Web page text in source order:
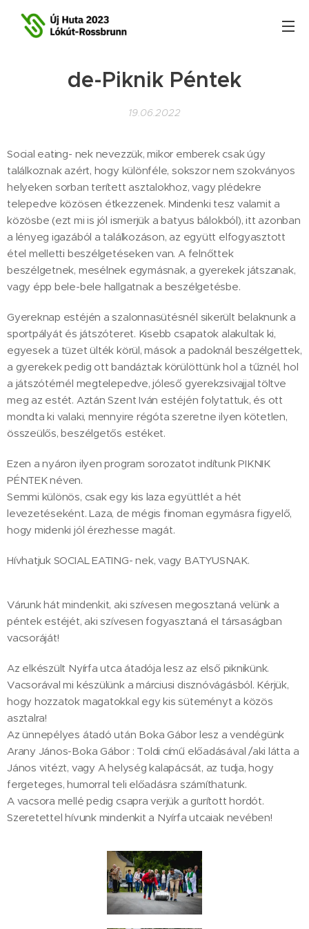
de-Piknik Péntek
19.06.2022
Social eating- nek nevezzük, mikor emberek csak úgy
találkoznak azért, hogy különféle, sokszor nem szokványos
helyeken sorban terített asztalokhoz, vagy plédekre
telepedve közösen étkezzenek. Mindenki tesz valamit a
közösbe (ezt mi is jól ismerjük a batyus bálokból), itt azonban
a lényeg igazából a találkozáson, az együtt elfogyasztott
étel melletti beszélgetéseken van. A felnőttek
beszélgetnek, mesélnek egymásnak, a gyerekek játszanak,
vagy épp bele-bele hallgatnak a beszélgetésbe.
Gyereknap estéjén a szalonnasütésnél sikerült belaknunk a
sportpályát és játszóteret. Kisebb csapatok alakultak ki,
egyesek a tüzet ülték körül, mások a padoknál beszélgettek,
a gyerekek pedig ott bandáztak körülöttünk hol a tűznél, hol
a játszótérnél megtelepedve, jóleső gyerekzsivajjal töltve
meg az estét. Aztán Szent Iván estéjén folytattuk, és ott
mondta ki valaki, mennyire régóta szeretne ilyen kötetlen,
összeülős, beszélgetős estéket.
Ezen a nyáron ilyen program sorozatot indítunk PIKNIK
PÉNTEK néven.
Semmi különös, csak egy kis laza együttlét a hét
levezetéseként. Laza, de mégis finoman egymásra figyelő,
hogy midenki jól érezhesse magát.
Hívhatjuk SOCIAL EATING- nek, vagy BATYUSNAK.
Várunk hát mindenkit, aki szívesen megosztaná velünk a
péntek estéjét, aki szívesen fogyasztaná el társaságban
vacsoráját!
Az elkészült Nyírfa utca átadója lesz az első piknikünk.
Vacsorával mi készülünk a márciusi disznóvágásból. Kérjük,
hogy hozzatok magatokkal egy kis süteményt a közös
asztalra!
Az ünnepélyes átadó után Boka Gábor lesz a vendégünk
Arany János-Boka Gábor : Toldi című előadásával /aki látta a
János vitézt, vagy A helység kalapácsát, az tudja, hogy
fergeteges, humorral teli előadásra számíthatunk.
A vacsora mellé pedig csapra verjük a gurított hordót.
Szeretettel hívunk mindenkit a Nyírfa utcaiak nevében!